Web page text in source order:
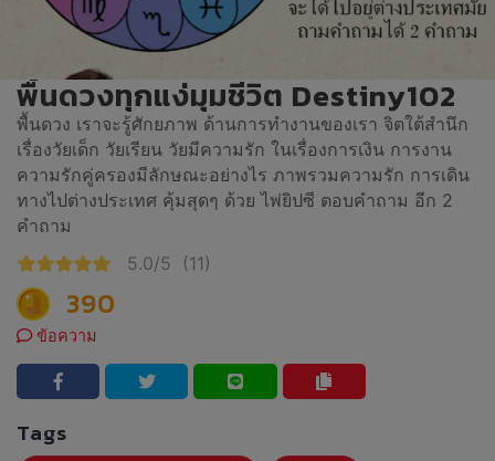
พื้นดวงทุกแง่มุมชีวิต Destiny102
พื้นดวง เราจะรู้ศักยภาพ ด้านการทำงานของเรา จิตใต้สำนึก
เรื่องวัยเด็ก วัยเรียน วัยมีความรัก ในเรื่องการเงิน การงาน
ความรักคู่ครองมีลักษณะอย่างไร ภาพรวมความรัก การเดิน
ทางไปต่างประเทศ คุ้มสุดๆ ด้วย ไพ่ยิปซี ตอบคำถาม อีก 2
คำถาม
5.0/5
(11)
390
ข้อความ
Tags